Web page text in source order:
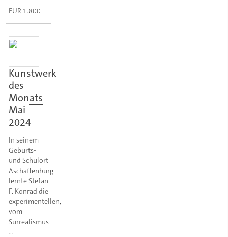
EUR 1.800
Kunstwerk
des
Monats
Mai
2024
In seinem
Geburts-
und Schulort
Aschaffenburg
lernte Stefan
F. Konrad die
experimentellen,
vom
Surrealismus
…